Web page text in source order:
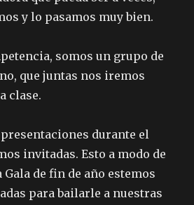
y lo pasamos muy bien.
somos un grupo de
que juntas nos iremos
clase.
durante el
invitadas. Esto a modo de
de fin de año estemos
para bailarle a nuestras